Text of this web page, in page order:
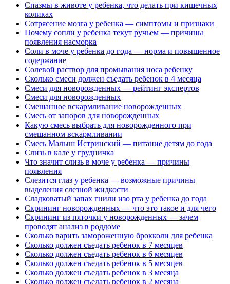
Спазмы в животе у ребенка, что делать при кишечных
коликах
Сотрясение мозга у ребенка — симптомы и признаки
Почему сопли у ребенка текут ручьем — причины
появления насморка
Соли в моче у ребенка до года — норма и повышенное
содержание
Солевой раствор для промывания носа ребенку
Сколько смеси должен съедать ребенок в 4 месяца
Смеси для новорожденных — рейтинг экспертов
Смеси для новорожденных
Смешанное вскармливание новорожденных
Смесь от запоров для новорожденных
Какую смесь выбрать для новорожденного при
смешанном вскармливании
Смесь Малыш Истринский — питание детям до года
Слизь в кале у грудничка
Что значит слизь в моче у ребенка — причины
появления
Слезится глаз у ребенка — возможные причины
выделения слезной жидкости
Сладковатый запах гнили изо рта у ребенка до года
Скрининг новорожденных — что это такое и для чего
Скрининг из пяточки у новорожденных — зачем
проводят анализ в роддоме
Сколько варить замороженную брокколи для ребенка
Сколько должен съедать ребенок в 7 месяцев
Сколько должен съедать ребенок в 6 месяцев
Сколько должен съедать ребенок в 5 месяцев
Сколько должен съедать ребенок в 3 месяца
Сколько должен съедать ребенок в 2 месяца